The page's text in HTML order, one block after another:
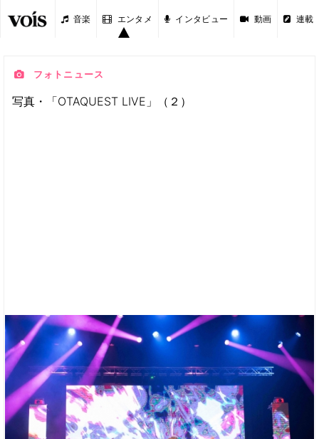
音楽 エンタメ インタビュー 動画 連載
フォトニュース
写真・「OTAQUEST LIVE」（２）